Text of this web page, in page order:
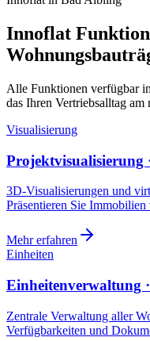
Innoflat
Alle Funktionen verfügbar
das Ihren Vertriebsalltag am
Visualisierung
Projektvisualisierung
3D-Visualisierungen und
Präsentieren Sie
Mehr erfahren
Einheiten
Einheitenverwaltung
Zentrale Verwaltung aller
Verfügbarkeiten und